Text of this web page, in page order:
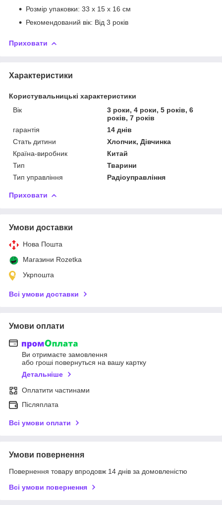
Розмір упаковки: 33 x 15 x 16 см
Рекомендований вік: Від 3 років
Приховати
Характеристики
Користувальницькі характеристики
Вік
3 роки, 4 роки, 5 років, 6
років, 7 років
гарантія
14 днів
Стать дитини
Хлопчик, Дівчинка
Країна-виробник
Китай
Тип
Тварини
Тип управління
Радіоуправління
Приховати
Умови доставки
Нова Пошта
Магазини Rozetka
Укрпошта
Всі умови доставки
Умови оплати
Ви отримаєте замовлення
або гроші повернуться на вашу картку
Детальніше
Оплатити частинами
Післяплата
Всі умови оплати
Умови повернення
Повернення товару впродовж 14 днів за домовленістю
Всі умови повернення